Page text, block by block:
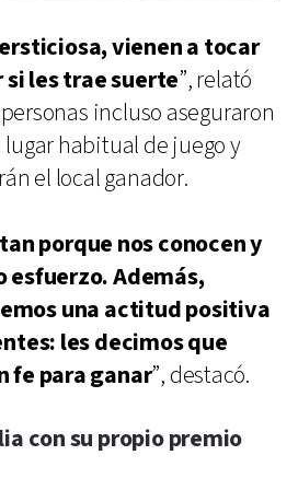
vienen a tocar
si les trae suerte”, relató
incluso aseguraron
habitual de juego y
el local ganador.
porque nos conocen y
esfuerzo. Además,
una actitud positiva
les decimos que
fe para ganar”, destacó.
con su propio premio